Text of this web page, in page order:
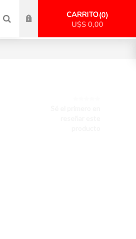
CARRITO 0
U$S 0,00